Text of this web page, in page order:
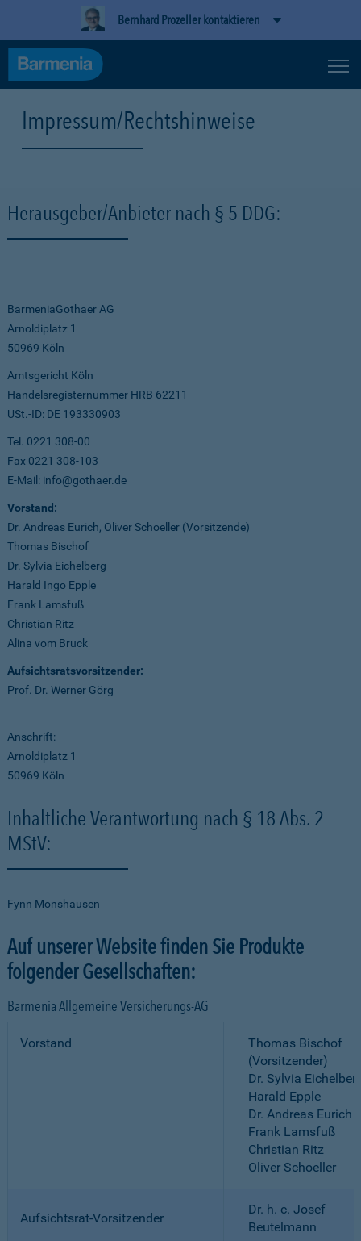
Bernhard Prozeller kontaktieren
Impressum/Rechtshinweise
Herausgeber/Anbieter nach § 5 DDG:
BarmeniaGothaer AG
Arnoldiplatz 1
50969 Köln
Amtsgericht Köln
Handelsregisternummer HRB 62211
USt.-ID: DE 193330903
Tel. 0221 308-00
Fax 0221 308-103
E-Mail: info@gothaer.de
Vorstand:
Dr. Andreas Eurich, Oliver Schoeller (Vorsitzende)
Thomas Bischof
Dr. Sylvia Eichelberg
Harald Ingo Epple
Frank Lamsfuß
Christian Ritz
Alina vom Bruck
Aufsichtsratsvorsitzender:
Prof. Dr. Werner Görg
Anschrift:
Arnoldiplatz 1
50969 Köln
Inhaltliche Verantwortung nach § 18 Abs. 2
MStV:
Fynn Monshausen
Auf unserer Website finden Sie Produkte
folgender Gesellschaften:
Barmenia Allgemeine Versicherungs-AG
Vorstand
Thomas Bischof
(Vorsitzender)
Dr. Sylvia
Harald Epple
Dr. Andreas Eurich
Frank Lamsfuß
Christian Ritz
Oliver Schoeller
Aufsichtsrat-Vorsitzender
Dr. h. c. Josef
Beutelmann